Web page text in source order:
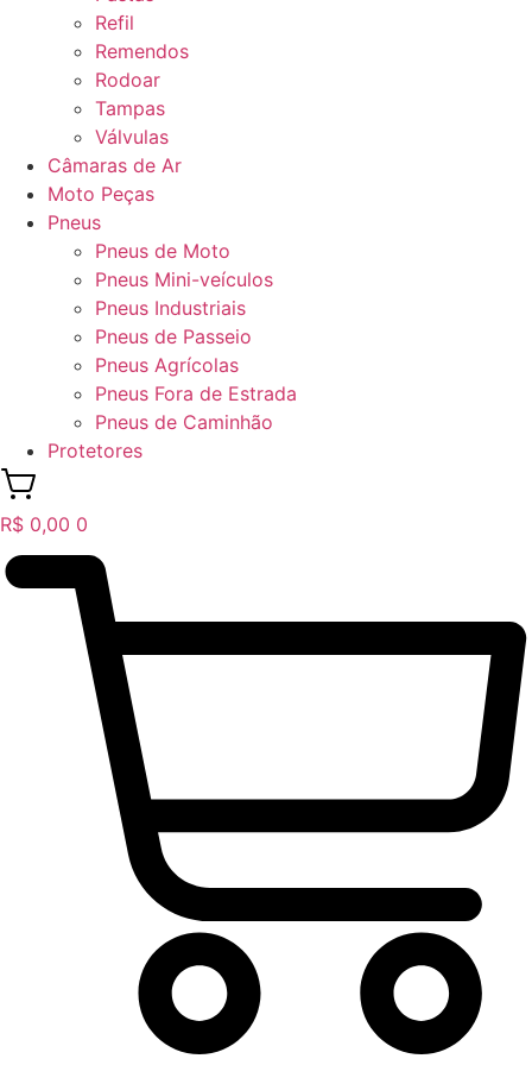
Refil
Remendos
Rodoar
Tampas
Válvulas
Câmaras de Ar
Moto Peças
Pneus
Pneus de Moto
Pneus Mini-veículos
Pneus Industriais
Pneus de Passeio
Pneus Agrícolas
Pneus Fora de Estrada
Pneus de Caminhão
Protetores
R$ 0,00 0